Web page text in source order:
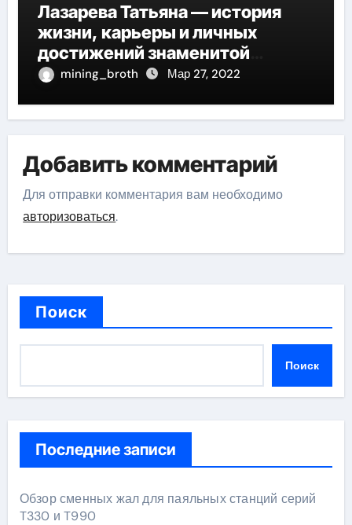
Лазарева Татьяна — история
жизни, карьеры и личных
достижений знаменитой
актрисы, восходящей на олимп
mining_broth Мар 27, 2022
Добавить комментарий
Для отправки комментария вам необходимо
авторизоваться.
Поиск
Поиск
Последние записи
Обзор сменных жал для паяльных станций серий
T330 и T990